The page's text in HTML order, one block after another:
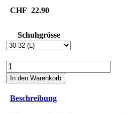
CHF 22.90
Schuhgrösse
Burgundy
Junior
Menge
In den Warenkorb
Beschreibung